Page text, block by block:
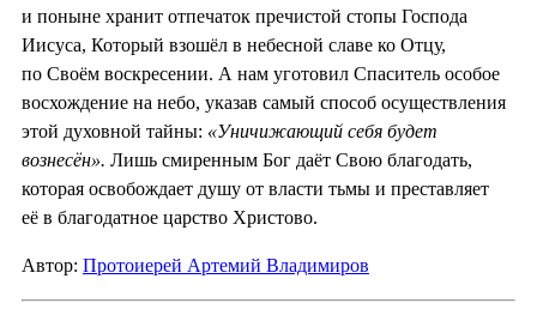
и поныне хранит отпечаток пречистой стопы Господа
Иисуса, Который взошёл в небесной славе ко Отцу,
по Своём воскресении. А нам уготовил Спаситель особое
восхождение на небо, указав самый способ осуществления
этой духовной тайны: «Уничижающий себя будет
вознесён». Лишь смиренным Бог даёт Свою благодать,
которая освобождает душу от власти тьмы и преставляет
её в благодатное царство Христово.
Автор: Протоиерей Артемий Владимиров